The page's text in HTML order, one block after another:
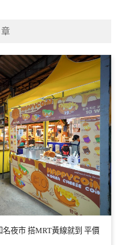
夜市 搭MRT黃線就到 平價